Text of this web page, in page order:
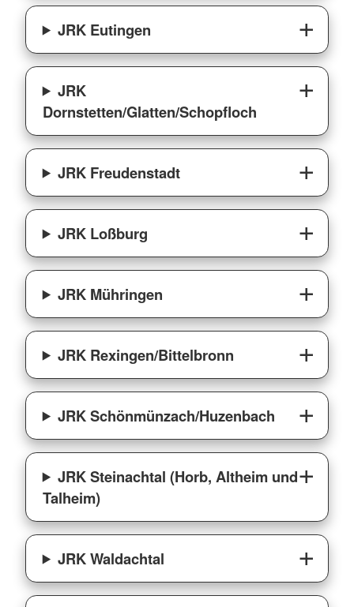
JRK Eutingen
JRK
Dornstetten/Glatten/Schopfloch
JRK Freudenstadt
JRK Loßburg
JRK Mühringen
JRK Rexingen/Bittelbronn
JRK Schönmünzach/Huzenbach
JRK Steinachtal (Horb, Altheim und
Talheim)
JRK Waldachtal